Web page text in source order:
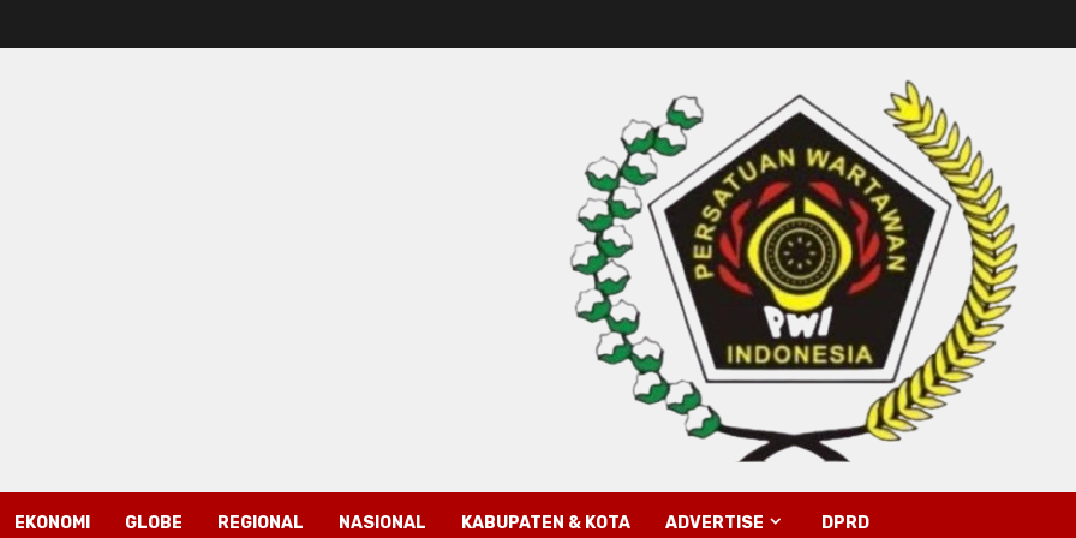
EKONOMI GLOBE REGIONAL NASIONAL KABUPATEN & KOTA ADVERTISE DPRD